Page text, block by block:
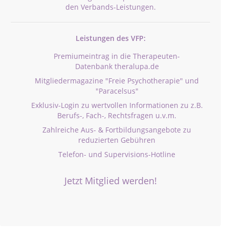
den Verbands-Leistungen.
Leistungen des VFP:
Premiumeintrag in die Therapeuten-
Datenbank theralupa.de
Mitgliedermagazine "Freie Psychotherapie" und
"Paracelsus"
Exklusiv-Login zu wertvollen Informationen zu z.B.
Berufs-, Fach-, Rechtsfragen u.v.m.
Zahlreiche Aus- & Fortbildungsangebote zu
reduzierten Gebühren
Telefon- und Supervisions-Hotline
Jetzt Mitglied werden!